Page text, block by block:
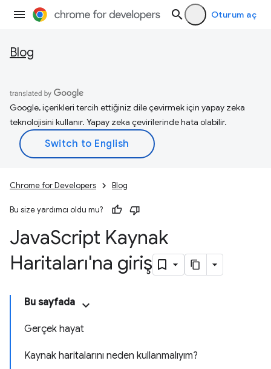
Oturum aç
Blog
Google, içerikleri tercih ettiğiniz dile çevirmek için yapay zeka
teknolojisini kullanır. Yapay zeka çevirilerinde hata olabilir.
Chrome for Developers Blog
Bu size yardımcı oldu mu?
JavaScript Kaynak
Haritaları'na giriş
Bu sayfada
Gerçek hayat
Kaynak haritalarını neden kullanmalıyım?